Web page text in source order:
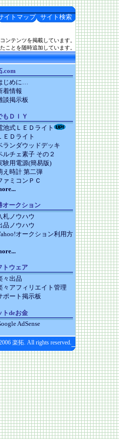
イトマップ サイト検索
ンテンツを掲載しています。
ことを随時追加しています。
.com
じめに…
着情報
談掲示板
もＤＩＹ
池式ＬＥＤライト
ＥＤライト
ランダウッドデッキ
ルチェ素子 その２
験用電源(簡易版)
え時計 第二弾
ァミコンＰＣ
オークション
札ノウハウ
品ノウハウ
オークション利用方
トウェア
々出品
々アフィリエイト管理
ポート掲示板
トdeお金
AdSense
楽拓. All rights reserved.